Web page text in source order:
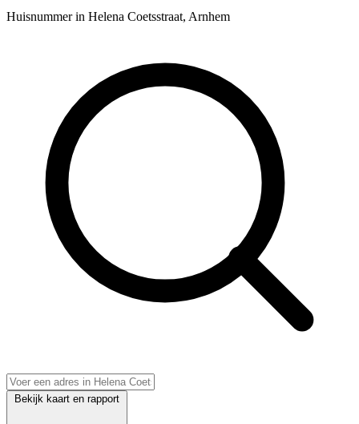
Huisnummer in Helena Coetsstraat, Arnhem
Bekijk kaart en rapport